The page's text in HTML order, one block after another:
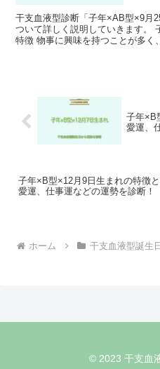
干支血液型診断「子年×AB型×9月
ついて詳しく説明していきます。
特徴 物事に興味を持つことが多く
子年×B
愛運、
子年×B型×12月9日生まれの特徴
愛運、仕事運などの運勢を診断！
ホーム 干支血液型誕生日
© 2023 干支血